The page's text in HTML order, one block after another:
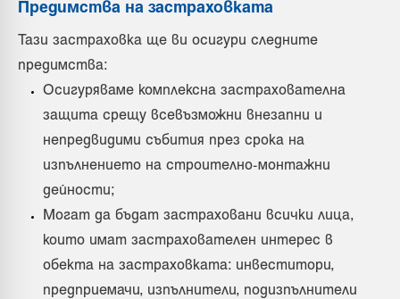
Предимства на застраховката
Тази застраховка ще ви осигури следните
предимства:
Осигуряваме комплексна застрахователна
защита срещу всевъзможни внезапни и
непредвидими събития през срока на
изпълнението на строително-монтажни
дейности;
Могат да бъдат застраховани всички лица,
които имат застрахователен интерес в
обекта на застраховката: инвеститори,
предприемачи, изпълнители, подизпълнители